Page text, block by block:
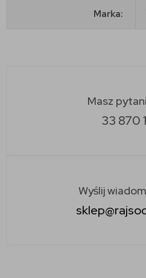
Marka:
Masz
33 870
Wyślij